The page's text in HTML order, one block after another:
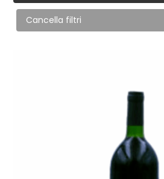
Cancella filtri